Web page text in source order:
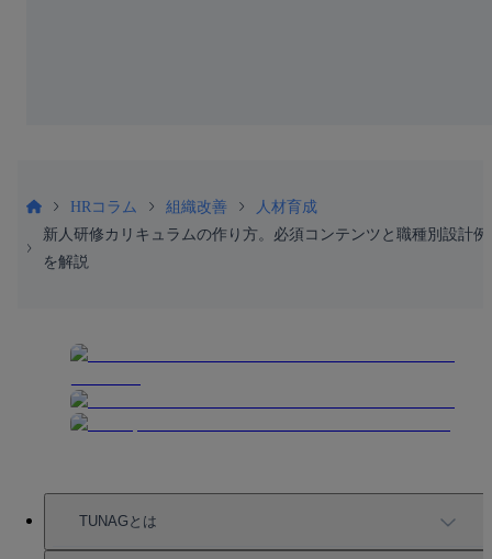
HRコラム 組織改善
人材育成
新人研修カリキュラムの作り方。必須コンテンツと職種別設計例
を解説
TUNAGとは